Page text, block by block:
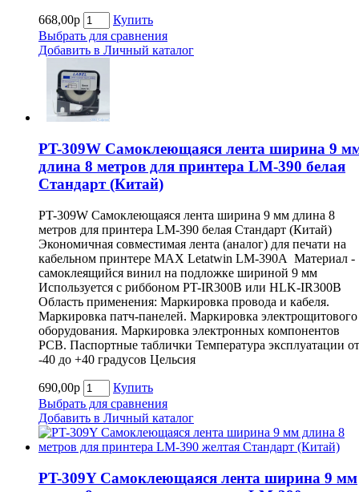
668,00р
Купить
Выбрать для сравнения
Добавить в Личный каталог
PT-309W Самоклеющаяся лента ширина 9
длина 8 метров для принтера LM-390 белая
Cтандарт (Китай)
PT-309W Самоклеющаяся лента ширина 9 мм длина 8
метров для принтера LM-390 белая Cтандарт (Китай)
Экономичная совместимая лента (аналог) для печати на
кабельном принтере MAX Letatwin LM-390A Материал -
самоклеящийся винил на подложке шириной 9 мм
Используется с риббоном PT-IR300B или HLK-IR300B
Область применения: Маркировка провода и кабеля.
Маркировка патч-панелей. Маркировка электрощитового
оборудования. Маркировка электронных компонентов
РСВ. Паспортные таблички Температура эксплуатации от
-40 до +40 градусов Цельсия
690,00р
Купить
Выбрать для сравнения
Добавить в Личный каталог
PT-309Y Самоклеющаяся лента ширина 9 мм